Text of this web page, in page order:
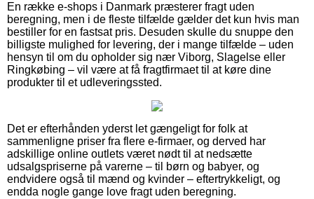
En række e-shops i Danmark præsterer fragt uden
beregning, men i de fleste tilfælde gælder det kun hvis man
bestiller for en fastsat pris. Desuden skulle du snuppe den
billigste mulighed for levering, der i mange tilfælde – uden
hensyn til om du opholder sig nær Viborg, Slagelse eller
Ringkøbing – vil være at få fragtfirmaet til at køre dine
produkter til et udleveringssted.
Det er efterhånden yderst let gængeligt for folk at
sammenligne priser fra flere e-firmaer, og derved har
adskillige online outlets været nødt til at nedsætte
udsalgspriserne på varerne – til børn og babyer, og
endvidere også til mænd og kvinder – eftertrykkeligt, og
endda nogle gange love fragt uden beregning.